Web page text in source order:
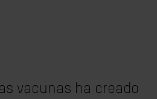
vacunas ha creado